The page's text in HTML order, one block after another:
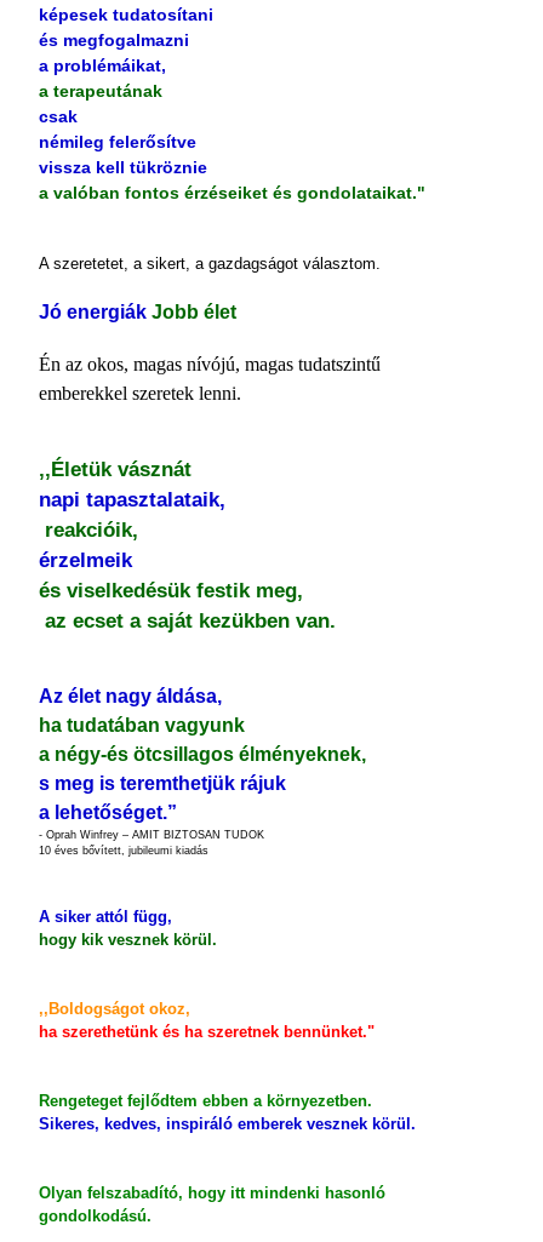
képesek tudatosítani
és megfogalmazni
a problémáikat,
a terapeutának
csak
némileg felerősítve
vissza kell tükröznie
a valóban fontos érzéseiket és gondolataikat."
A szeretetet, a sikert, a gazdagságot választom.
Jó energiák Jobb élet
Én az okos, magas nívójú, magas tudatszintű
emberekkel szeretek lenni.
,,Életük vásznát
napi tapasztalataik,
reakcióik,
érzelmeik
és viselkedésük festik meg,
az ecset a saját kezükben van.
Az élet nagy áldása,
ha tudatában vagyunk
a négy-és ötcsillagos élményeknek,
s meg is teremthetjük rájuk
a lehetőséget.”
- Oprah Winfrey – AMIT BIZTOSAN TUDOK
10 éves bővített, jubileumi kiadás
A siker attól függ,
hogy kik vesznek körül.
,,Boldogságot okoz,
ha szerethetünk és ha szeretnek bennünket."
Rengeteget fejlődtem ebben a környezetben.
Sikeres, kedves, inspiráló emberek vesznek körül.
Olyan felszabadító, hogy itt mindenki hasonló
gondolkodású.